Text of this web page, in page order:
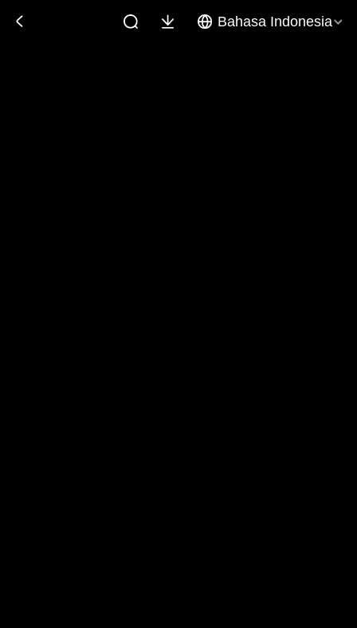
Bahasa Indonesia